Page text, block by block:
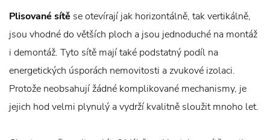
Plisované sítě se otevírají jak horizontálně, tak vertikálně,
jsou vhodné do větších ploch a jsou jednoduché na montáž
i demontáž. Tyto sítě mají také podstatný podíl na
energetických úsporách nemovitosti a zvukové izolaci.
Protože neobsahují žádné komplikované mechanismy, je
jejich hod velmi plynulý a vydrží kvalitně sloužit mnoho let.